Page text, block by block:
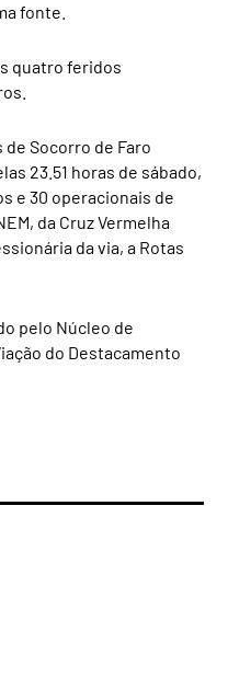
fonte.
quatro feridos
Socorro de Faro
23.51 horas de sábado,
e 30 operacionais de
da Cruz Vermelha
da via, a Rotas
pelo Núcleo de
do Destacamento